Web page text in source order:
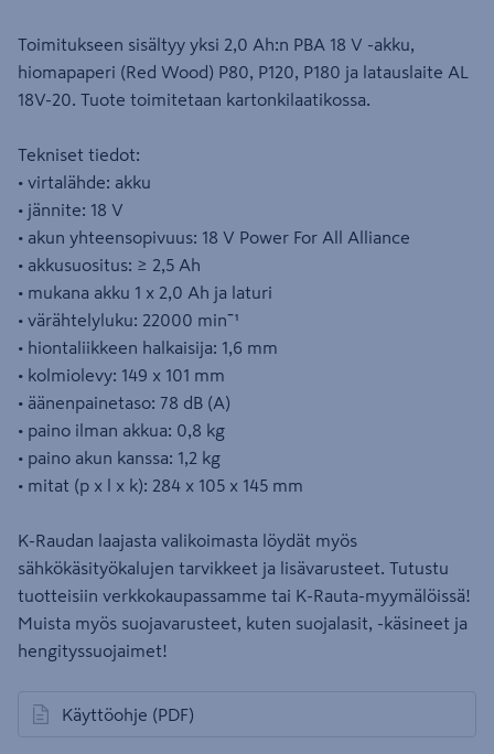
Toimitukseen sisältyy yksi 2,0 Ah:n PBA 18 V -akku,
hiomapaperi (Red Wood) P80, P120, P180 ja latauslaite AL
18V-20. Tuote toimitetaan kartonkilaatikossa.
Tekniset tiedot:
• virtalähde: akku
• jännite: 18 V
• akun yhteensopivuus: 18 V Power For All Alliance
• akkusuositus: ≥ 2,5 Ah
• mukana akku 1 x 2,0 Ah ja laturi
• värähtelyluku: 22000 minˉ¹
• hiontaliikkeen halkaisija: 1,6 mm
• kolmiolevy: 149 x 101 mm
• äänenpainetaso: 78 dB (A)
• paino ilman akkua: 0,8 kg
• paino akun kanssa: 1,2 kg
• mitat (p x l x k): 284 x 105 x 145 mm
K-Raudan laajasta valikoimasta löydät myös
sähkökäsityökalujen tarvikkeet ja lisävarusteet. Tutustu
tuotteisiin verkkokaupassamme tai K-Rauta-myymälöissä!
Muista myös suojavarusteet, kuten suojalasit, -käsineet ja
hengityssuojaimet!
Käyttöohje (PDF)
avautuu uuteen välilehteen